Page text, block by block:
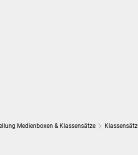
Medienboxen & Klassensätze